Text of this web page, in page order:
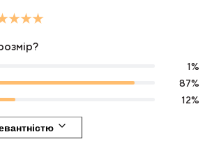
1%
87%
12%